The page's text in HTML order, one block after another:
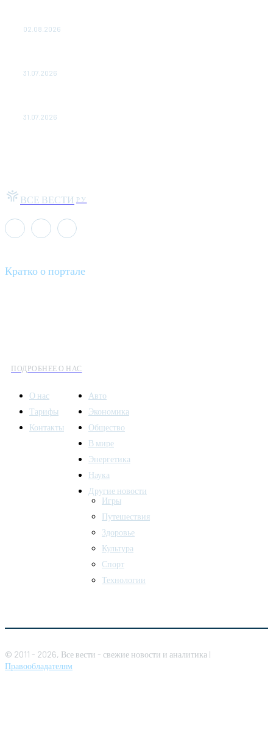
02.08.2026
31.07.2026
31.07.2026
ВСЕ ВЕСТИ РУ
Кратко о портале
ПОДРОБНЕЕ О НАС
О нас
Тарифы
Контакты
Авто
Экономика
Общество
В мире
Энергетика
Наука
Другие новости
Игры
Путешествия
Здоровье
Культура
Спорт
Технологии
© 2011 - 2026, Все вести - свежие новости и аналитика |
Правообладателям